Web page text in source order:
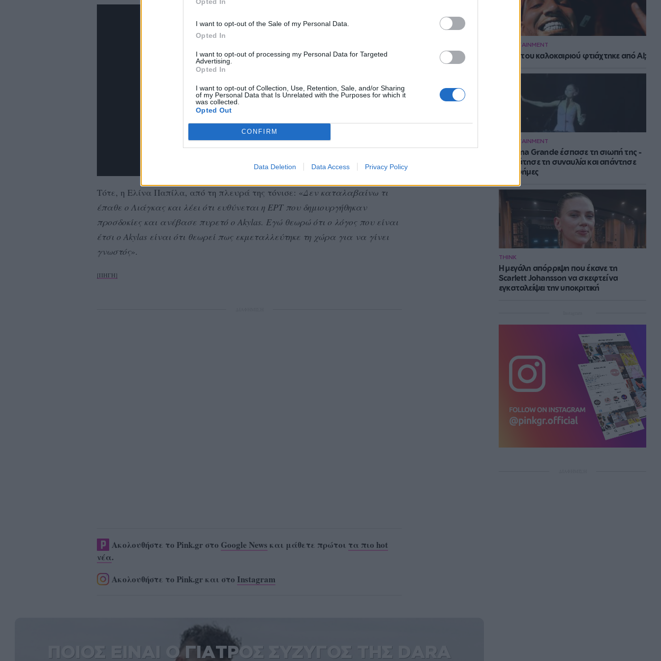
I want to opt-out of the Sale of my Personal Data.
Opted In
I want to opt-out of processing my Personal Data for Targeted
Advertising.
Opted In
I want to opt-out of Collection, Use, Retention, Sale, and/or Sharing
of my Personal Data that Is Unrelated with the Purposes for which it
was collected.
Opted Out
CONFIRM
Data Deletion Data Access Privacy Policy
ENTERTAINMENT
Το hit του καλοκαιριού φτιάχτηκε από AI;
ENTERTAINMENT
H Ariana Grande έσπασε τη σιωπή της -
Σταμάτησε τη συναυλία και απάντησε
στις φήμες
THINK
Η μεγάλη απόρριψη που έκανε τη
Scarlett Johansson να σκεφτεί να
εγκαταλείψει την υποκριτική
Τότε, η Ελίνα Παπίλα, από τη πλευρά της τόνισε: «Δεν καταλαβαίνω τι
έπαθε ο Λιάγκας και λέει ότι ευθύνεται η ΕΡΤ που δημιουργήθηκαν
προσδοκίες και ανέβασε πυρετό ο Akylas. Εγώ θεωρώ ότι ο λόγος που είναι
έτσι ο Akylas είναι ότι θεωρεί πως εκμεταλλεύτηκε τη χώρα για να γίνει
γνωστός».
[ΠΗΓΗ]
Ακολουθήστε το Pink.gr στο Google News και μάθετε πρώτοι τα πιο hot
νέα.
Ακολουθήστε το Pink.gr και στο Instagram
ΠΟΙΟΣ ΕΙΝΑΙ Ο ΓΙΑΤΡΟΣ ΣΥΖΥΓΟΣ ΤΗΣ DARA